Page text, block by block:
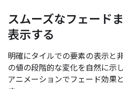
スムーズなフェード
表示する
明確にタイルでの要素の表示と
の値の段階的な変化を自然に示
アニメーションでフェード効果